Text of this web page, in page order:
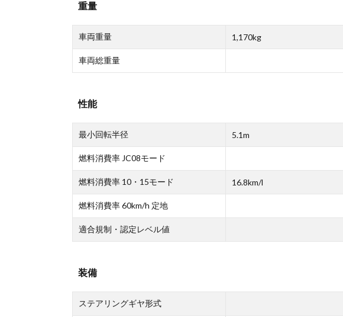
重量
車両重量 1,170kg
車両総重量
性能
最小回転半径 5.1m
燃料消費率 JC08モード
燃料消費率 10・15モード 16.8km/l
燃料消費率 60km/h 定地
適合規制・認定レベル値
装備
ステアリングギヤ形式